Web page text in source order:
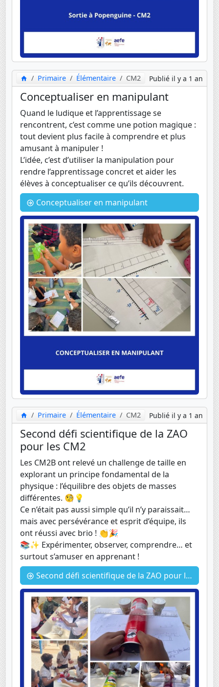
Primaire Élémentaire CM2 Publié il y a 1 an
Conceptualiser en manipulant
Quand le ludique et l’apprentissage se
rencontrent, c’est comme une potion magique :
tout devient plus facile à comprendre et plus
amusant à manipuler !
L’idée, c’est d’utiliser la manipulation pour
rendre l’apprentissage concret et aider les
élèves à conceptualiser ce qu’ils découvrent.
Conceptualiser en manipulant
Primaire Élémentaire CM2 Publié il y a 1 an
Second défi scientifique de la ZAO
pour les CM2
Les CM2B ont relevé un challenge de taille en
explorant un principe fondamental de la
physique : l’équilibre des objets de masses
différentes. 🧐💡
Ce n’était pas aussi simple qu’il n’y paraissait…
mais avec persévérance et esprit d’équipe, ils
ont réussi avec brio ! 👏🎉
📚✨ Expérimenter, observer, comprendre… et
surtout s’amuser en apprenant !
Second défi scientifique de la ZAO pour les CM2